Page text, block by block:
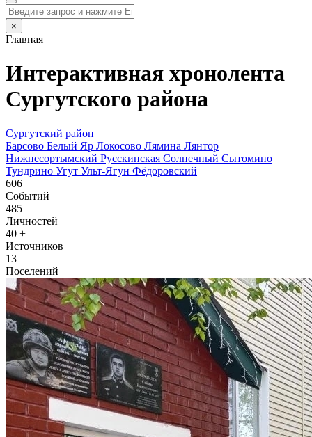
×
Главная
Интерактивная хронолента
Сургутского района
Сургутский район
Барсово Белый Яр Локосово Лямина Лянтор
Нижнесортымский Русскинская Солнечный Сытомино
Тундрино Угут Ульт-Ягун Фёдоровский
606
Событий
485
Личностей
40 +
Источников
13
Поселений